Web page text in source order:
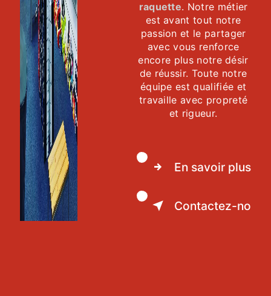
raquette. Notre métier
est avant tout notre
passion et le partager
avec vous renforce
encore plus notre désir
de réussir. Toute notre
équipe est qualifiée et
travaille avec propreté
et rigueur.
En savoir plus
Contactez-nous